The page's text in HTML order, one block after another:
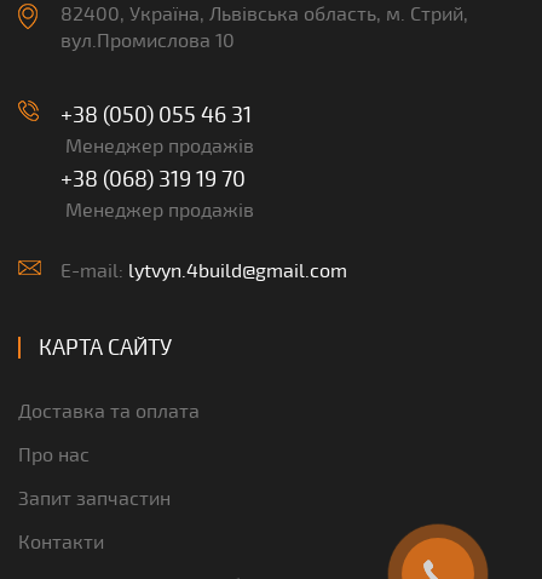
82400, Україна, Львівська область, м. Стрий,
вул.Промислова 10
+38 (050) 055 46 31
Менеджер продажів
+38 (068) 319 19 70
Менеджер продажів
E-mail: lytvyn.4build@gmail.com
КАРТА САЙТУ
Доставка та оплата
Про нас
Запит запчастин
Контакти